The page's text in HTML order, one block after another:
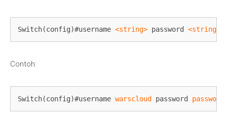
Switch(config)#username <string> password <string>
Contoh:
Switch(config)#username warscloud password